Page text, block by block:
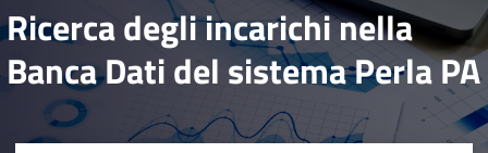
Ricerca degli incarichi nella
Banca Dati del sistema Perla PA